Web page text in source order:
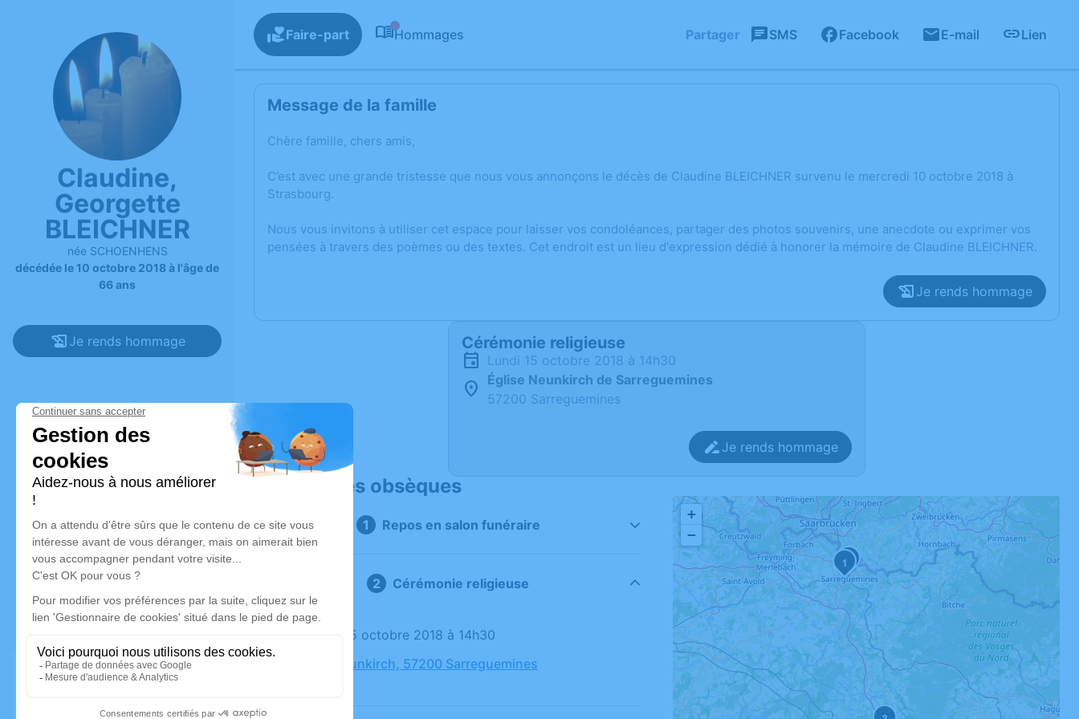
Claudine,
Georgette
BLEICHNER
née SCHOENHENS
décédée le 10 octobre 2018 à l'âge de
66 ans
Je rends hommage
Faire-part Hommages Partager SMS Facebook E-mail Lien
Message de la famille
Chère famille, chers amis,
C’est avec une grande tristesse que nous vous annonçons le décès de Claudine BLEICHNER survenu le mercredi 10 octobre 2018 à
Strasbourg.
Nous vous invitons à utiliser cet espace pour laisser vos condoléances, partager des photos souvenirs, une anecdote ou exprimer vos
pensées à travers des poèmes ou des textes. Cet endroit est un lieu d'expression dédié à honorer la mémoire de Claudine BLEICHNER.
Je rends hommage
Cérémonie religieuse
lundi 15 octobre 2018 à 14h30
Église Neunkirch de Sarreguemines
57200 Sarreguemines
Je rends hommage
Déroulé des obsèques
Repos en salon funéraire
Cérémonie religieuse
Le lundi 15 octobre 2018 à 14h30
Église Neunkirch, 57200 Sarreguemines
12
+
−